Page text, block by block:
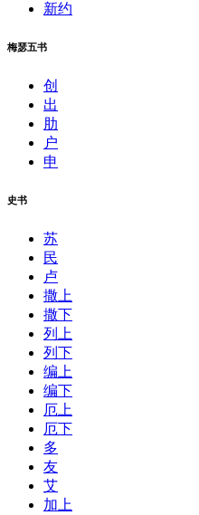
新约
梅瑟五书
创
出
肋
户
申
史书
苏
民
卢
撒上
撒下
列上
列下
编上
编下
厄上
厄下
多
友
艾
加上